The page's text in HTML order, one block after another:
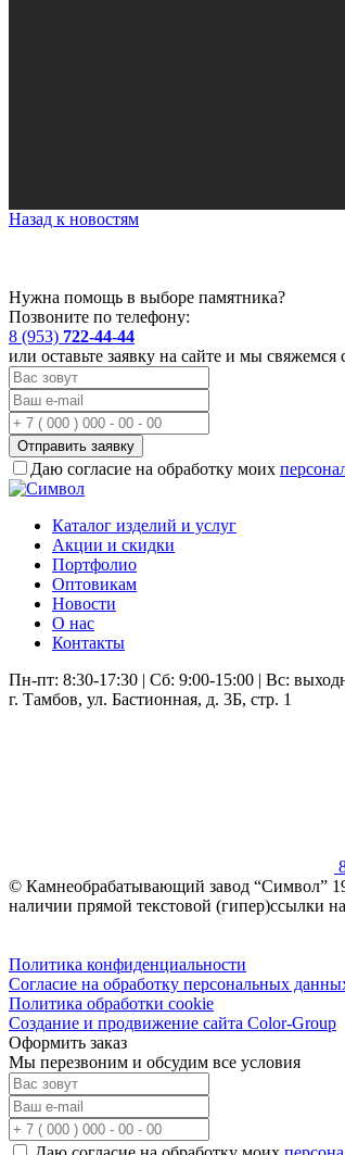
Назад к новостям
Нужна помощь в выборе памятника?
Позвоните по телефону:
8 (953) 722-44-44
или оставьте заявку на сайте и мы
Отправить заявку
Даю согласие на обработку моих
Каталог изделий и услуг
Акции и скидки
Портфолио
Оптовикам
Новости
О нас
Контакты
Пн-пт: 8:30-17:30 | Сб: 9:00-15:00 | Вс:
г. Тамбов, ул. Бастионная, д. 3Б, стр. 1
© Камнеобрабатывающий завод “Символ”
наличии прямой текстовой (гипер)ссылки
Политика конфиденциальности
Согласие на обработку персональных
Политика обработки cookie
Создание и продвижение сайта Color-Group
Оформить заказ
Мы перезвоним и обсудим все условия